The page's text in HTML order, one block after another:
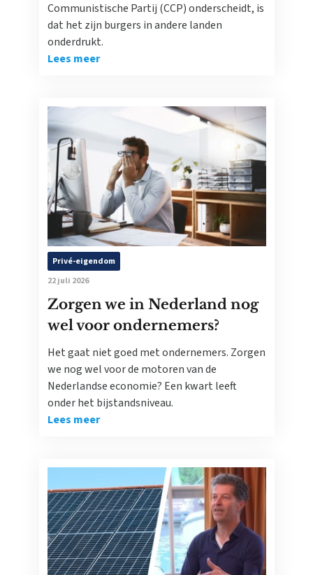
Communistische Partij (CCP) onderscheidt, is
dat het zijn burgers in andere landen
onderdrukt.
Lees meer
Privé-eigendom
22 juli 2026
Zorgen we in Nederland nog
wel voor ondernemers?
Het gaat niet goed met ondernemers. Zorgen
we nog wel voor de motoren van de
Nederlandse economie? Een kwart leeft
onder het bijstandsniveau.
Lees meer